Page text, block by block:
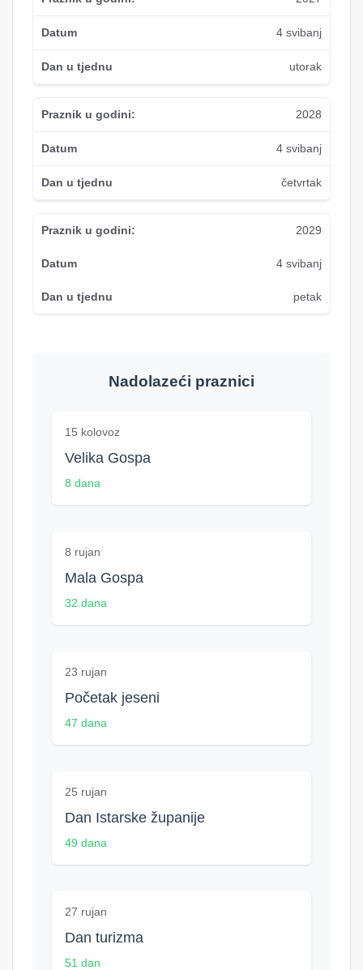
4 svibanj
utorak
2028
4 svibanj
četvrtak
2029
4 svibanj
petak
Nadolazeći praznici
15 kolovoz
Velika Gospa
8 dana
8 rujan
Mala Gospa
32 dana
23 rujan
Početak jeseni
47 dana
25 rujan
Dan Istarske županije
49 dana
27 rujan
Dan turizma
51 dan